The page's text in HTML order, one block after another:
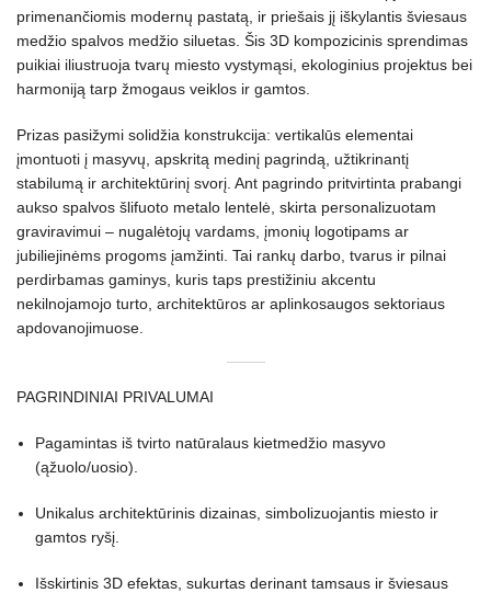
primenančiomis modernų pastatą, ir priešais jį iškylantis šviesaus
medžio spalvos medžio siluetas. Šis 3D kompozicinis sprendimas
puikiai iliustruoja tvarų miesto vystymąsi, ekologinius projektus bei
harmoniją tarp žmogaus veiklos ir gamtos.
Prizas pasižymi solidžia konstrukcija: vertikalūs elementai
įmontuoti į masyvų, apskritą medinį pagrindą, užtikrinantį
stabilumą ir architektūrinį svorį. Ant pagrindo pritvirtinta prabangi
aukso spalvos šlifuoto metalo lentelė, skirta personalizuotam
graviravimui – nugalėtojų vardams, įmonių logotipams ar
jubiliejinėms progoms įamžinti. Tai rankų darbo, tvarus ir pilnai
perdirbamas gaminys, kuris taps prestižiniu akcentu
nekilnojamojo turto, architektūros ar aplinkosaugos sektoriaus
apdovanojimuose.
PAGRINDINIAI PRIVALUMAI
Pagamintas iš tvirto natūralaus kietmedžio masyvo
(ąžuolo/uosio).
Unikalus architektūrinis dizainas, simbolizuojantis miesto ir
gamtos ryšį.
Išskirtinis 3D efektas, sukurtas derinant tamsaus ir šviesaus